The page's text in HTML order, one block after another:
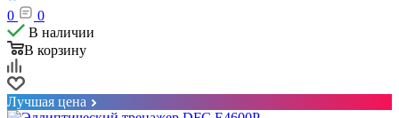
0
0
В наличии
В корзину
Лучшая цена